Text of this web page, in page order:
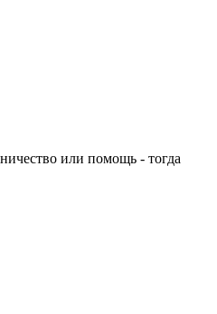
или помощь - тогда